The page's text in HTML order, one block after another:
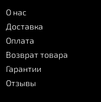
О нас
Доставка
Оплата
Возврат товара
Гарантии
Отзывы